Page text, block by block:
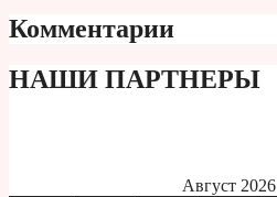
Комментарии
НАШИ ПАРТНЕРЫ
Август 2026